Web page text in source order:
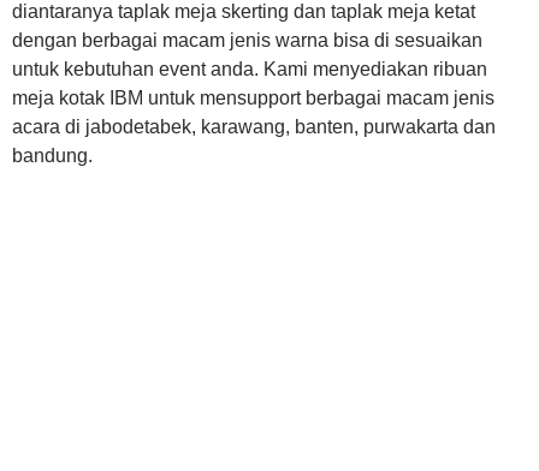
diantaranya taplak meja skerting dan taplak meja ketat
dengan berbagai macam jenis warna bisa di sesuaikan
untuk kebutuhan event anda. Kami menyediakan ribuan
meja kotak IBM untuk mensupport berbagai macam jenis
acara di jabodetabek, karawang, banten, purwakarta dan
bandung.